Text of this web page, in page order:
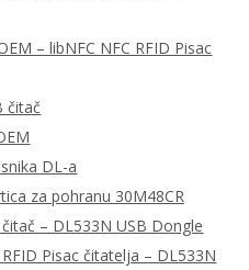
– libNFC NFC RFID Pisac
čitač
DL-a
za pohranu 30M48CR
čitač – DL533N USB Dongle
Pisac čitatelja – DL533N